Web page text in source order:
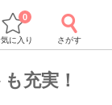
に入り
0
さがす
充実！